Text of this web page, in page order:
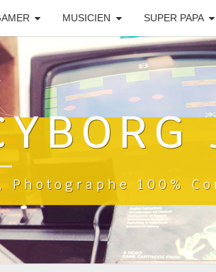
MUSICIEN SUPER PAPA
100%